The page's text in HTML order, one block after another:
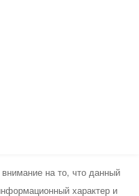
на то, что данный
характер и